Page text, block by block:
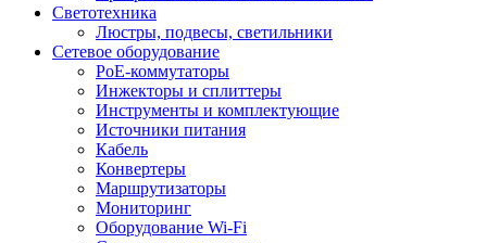
Светотехника
Люстры, подвесы, светильники
Сетевое оборудование
PoE-коммутаторы
Инжекторы и сплиттеры
Инструменты и комплектующие
Источники питания
Кабель
Конвертеры
Маршрутизаторы
Мониторинг
Оборудование Wi-Fi